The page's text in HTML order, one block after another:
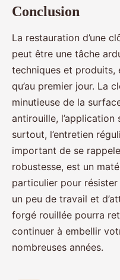
Conclusion
La restauration d’une
peut être une tâche
techniques et produits,
qu’au premier jour. La
minutieuse de la
antirouille,
surtout, l’entretien
important de se
robustesse, est un
particulier pour résister
un peu de travail et
forgé rouillée pourra
continuer à embellir
nombreuses années.